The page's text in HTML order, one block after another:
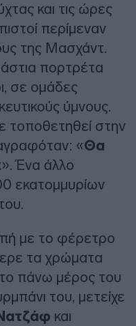
και τις ώρες
περίμεναν
της Μασχάντ.
πορτρέτα
σε ομάδες
ύμνους.
τοποθετηθεί στην
«Θα
». Ένα άλλο
εκατομμυρίων
με το φέρετρο
τα χρώματα
πάνω μέρος του
του, μετείχε
και